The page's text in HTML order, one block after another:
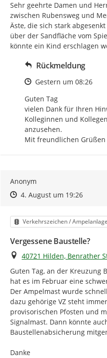
Sehr geehrte Damen und
zwischen Rubensweg und
Äste, die sich stark
über der Sandfläche vom
könnte ein Kind erschlagen
Rückmeldung
Zeitpunkt des Erstellens
Gestern um 08:26
Guten Tag
vielen Dank für Ihren
Kolleginnen und
anzusehen.
Mit freundlichen Grüßen
Anonym
Zeitpunkt des Erstellens
Zeitpunkt des Erstellens
4. August um 19:26Zur
Kategorie
Verkehrszeichen /
Vergessene Baustelle?
Ort
40721 Hilden, Benrather
Guten Tag, an der Kreuzung
hat es im Februar eine
Der Ampelmast wurde
dazu gehörige VZ steht
provisorischen Pfosten und
Signalmast. Dann könnte
Baustellenabsicherung
Danke